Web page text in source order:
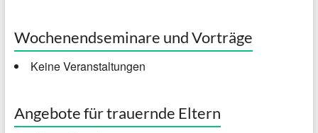
Wochenendseminare und Vorträge
Keine Veranstaltungen
Angebote für trauernde Eltern